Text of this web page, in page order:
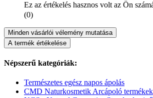
Ez az értékelés hasznos volt az Ön
(0)
Minden vásárlói vélemény mutatása
A termék értékelése
Népszerű kategóriák:
Természetes egész napos ápolás
CMD Naturkosmetik Arcápoló termékek